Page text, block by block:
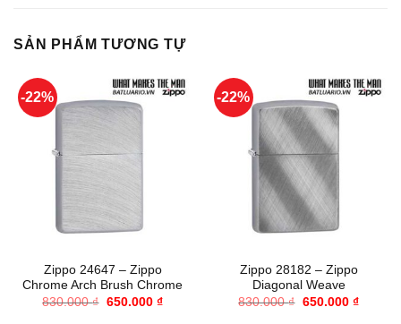
SẢN PHẨM TƯƠNG TỰ
-22%
Zippo 24647 – Zippo
Chrome Arch Brush Chrome
830.000₫ Giá
650.000 ₫Giá
-22%
Zippo 28182 – Zippo
Diagonal Weave
830.000₫ Giá
650.000 ₫Giá